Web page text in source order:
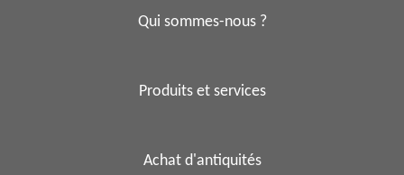
Qui sommes-nous ?
Produits et services
Achat d'antiquités